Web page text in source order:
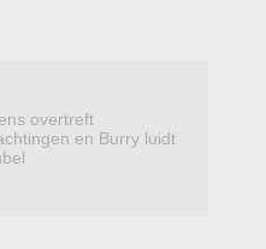
overtreft
en Burry luidt